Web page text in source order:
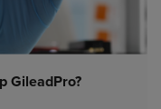
GileadPro?